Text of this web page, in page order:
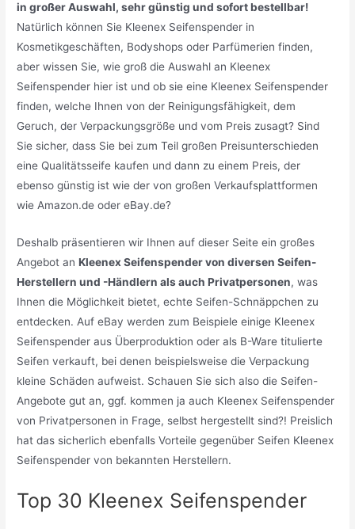
in großer Auswahl, sehr günstig und sofort bestellbar!
Natürlich können Sie Kleenex Seifenspender in
Kosmetikgeschäften, Bodyshops oder Parfümerien finden,
aber wissen Sie, wie groß die Auswahl an Kleenex
Seifenspender hier ist und ob sie eine Kleenex Seifenspender
finden, welche Ihnen von der Reinigungsfähigkeit, dem
Geruch, der Verpackungsgröße und vom Preis zusagt? Sind
Sie sicher, dass Sie bei zum Teil großen Preisunterschieden
eine Qualitätsseife kaufen und dann zu einem Preis, der
ebenso günstig ist wie der von großen Verkaufsplattformen
wie Amazon.de oder eBay.de?
Deshalb präsentieren wir Ihnen auf dieser Seite ein großes
Angebot anKleenex Seifenspender von diversen Seifen-
Herstellern und -Händlern als auch Privatpersonen, was
Ihnen die Möglichkeit bietet, echte Seifen-Schnäppchen zu
entdecken. Auf eBay werden zum Beispiele einige Kleenex
Seifenspender aus Überproduktion oder als B-Ware titulierte
Seifen verkauft, bei denen beispielsweise die Verpackung
kleine Schäden aufweist. Schauen Sie sich also die Seifen-
Angebote gut an, ggf. kommen ja auch Kleenex Seifenspender
von Privatpersonen in Frage, selbst hergestellt sind?! Preislich
hat das sicherlich ebenfalls Vorteile gegenüber Seifen Kleenex
Seifenspender von bekannten Herstellern.
Top 30 Kleenex Seifenspender